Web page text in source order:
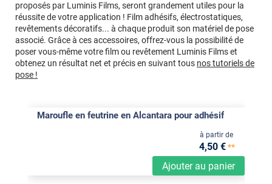
proposés par Luminis Films, seront grandement utiles pour la
réussite de votre application ! Film adhésifs, électrostatiques,
revêtements décoratifs... à chaque produit son matériel de pose
associé. Grâce à ces accessoires, offrez-vous la possibilité de
poser vous-même votre film ou revêtement Luminis Films et
obtenez un résultat net et précis en suivant tous nos tutoriels de
pose !
Maroufle en feutrine en Alcantara pour adhésif
Ajouter au panier
à partir de
4,50 €**